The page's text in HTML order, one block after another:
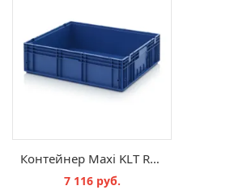
Контейнер Maxi KLT RL KLT g - 800х600х220 мм
7 116 руб.